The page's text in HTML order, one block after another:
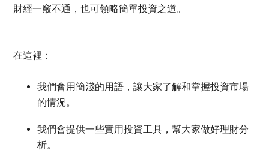
財經一竅不通，也可領略簡單投資之道。
在這裡：
我們會用簡淺的用語，讓大家了解和掌握投資市場
的情況。
我們會提供一些實用投資工具，幫大家做好理財分
析。